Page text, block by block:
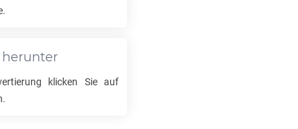
herunter
klicken Sie auf